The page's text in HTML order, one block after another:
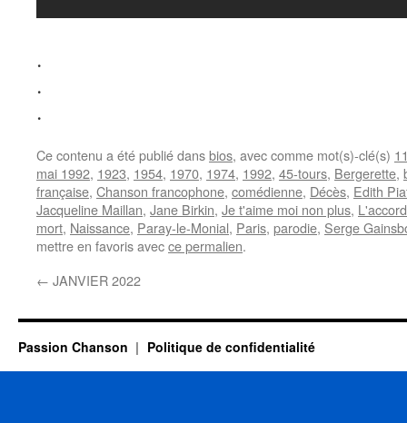
.
.
.
Ce contenu a été publié dansbios, avec comme mot(s)-clé(s)
mai 1992, 1923, 1954, 1970, 1974, 1992, 45-tours, Bergerette,
française, Chanson francophone, comédienne, Décès, Edith
Jacqueline Maillan, Jane Birkin, Je t'aime moi non plus,
mort, Naissance, Paray-le-Monial, Paris, parodie, Serge
mettre en favoris avecce permalien.
← JANVIER 2022
Passion Chanson Politique de confidentialité